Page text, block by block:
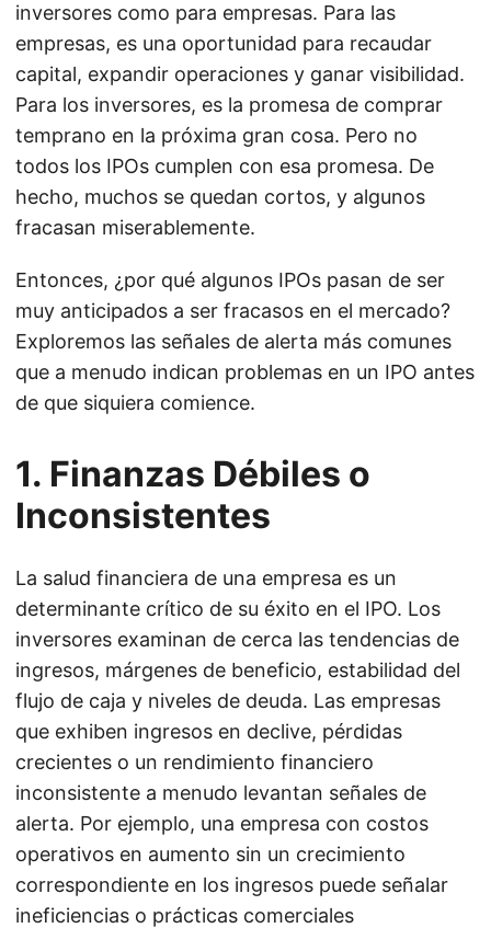
inversores como para empresas. Para las
empresas, es una oportunidad para recaudar
capital, expandir operaciones y ganar visibilidad.
Para los inversores, es la promesa de comprar
temprano en la próxima gran cosa. Pero no
todos los IPOs cumplen con esa promesa. De
hecho, muchos se quedan cortos, y algunos
fracasan miserablemente.
Entonces, ¿por qué algunos IPOs pasan de ser
muy anticipados a ser fracasos en el mercado?
Exploremos las señales de alerta más comunes
que a menudo indican problemas en un IPO antes
de que siquiera comience.
1. Finanzas Débiles o
Inconsistentes
La salud financiera de una empresa es un
determinante crítico de su éxito en el IPO. Los
inversores examinan de cerca las tendencias de
ingresos, márgenes de beneficio, estabilidad del
flujo de caja y niveles de deuda. Las empresas
que exhiben ingresos en declive, pérdidas
crecientes o un rendimiento financiero
inconsistente a menudo levantan señales de
alerta. Por ejemplo, una empresa con costos
operativos en aumento sin un crecimiento
correspondiente en los ingresos puede señalar
ineficiencias o prácticas comerciales